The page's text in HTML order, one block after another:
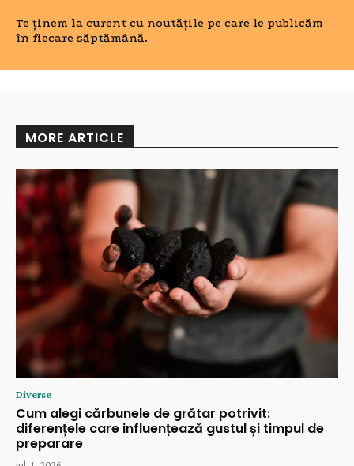
Te ținem la curent cu noutățile pe care le publicăm
în fiecare săptămână.
MORE ARTICLE
Diverse
Cum alegi cărbunele de grătar potrivit:
diferențele care influențează gustul și timpul de
preparare